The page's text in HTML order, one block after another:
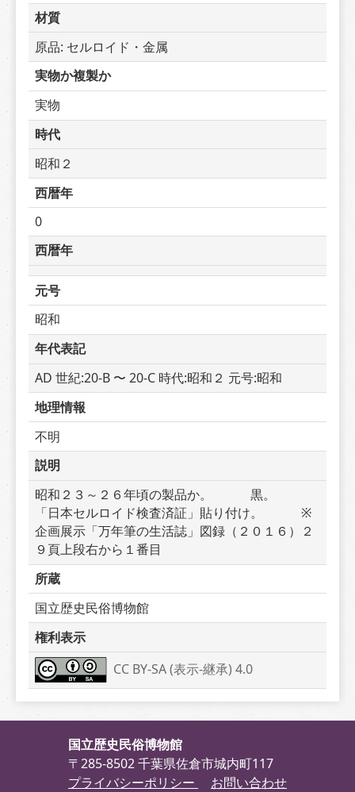
材質
原品: セルロイド・金属
実物か複製か
実物
時代
昭和２
西暦年
0
西暦年
元号
昭和
年代表記
AD 世紀:20-B 〜 20-C 時代:昭和２ 元号:昭和
地理情報
不明
説明
昭和２３～２６年頃の製品か。　　　黒。
「日本セルロイド検査済証」貼り付け。　　　※
企画展示「万年筆の生活誌」図録（２０１６）２
９頁上段右から１番目
所蔵
国立歴史民俗博物館
権利表示
CC BY-SA (表示-継承) 4.0
国立歴史民俗博物館
〒285-8502 千葉県佐倉市城内町117
プライバシーポリシー
お問い合わせ